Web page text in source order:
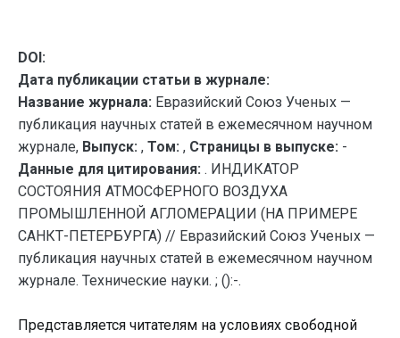
DOI:
Дата публикации статьи в журнале:
Название журнала: Евразийский Союз Ученых —
публикация научных статей в ежемесячном научном
журнале, Выпуск: , Том: , Страницы в выпуске: -
Данные для цитирования: . ИНДИКАТОР
СОСТОЯНИЯ АТМОСФЕРНОГО ВОЗДУХА
ПРОМЫШЛЕННОЙ АГЛОМЕРАЦИИ (НА ПРИМЕРЕ
САНКТ-ПЕТЕРБУРГА) // Евразийский Союз Ученых —
публикация научных статей в ежемесячном научном
журнале. Технические науки. ; ():-.
Представляется читателям на условиях свободной